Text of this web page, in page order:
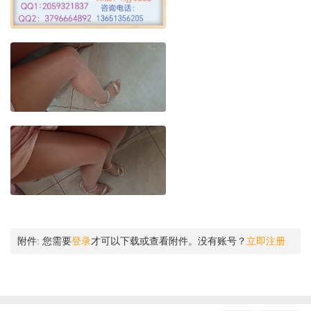
附件: 您需要登录才可以下载或查看附件。没有账号？ 立即注册